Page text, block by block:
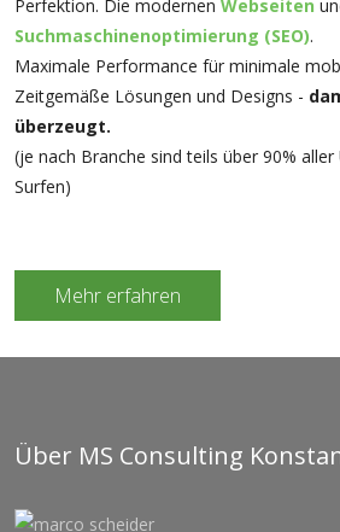
Perfektion. Die modernen Webseiten
Suchmaschinenoptimierung (SEO).
Maximale Performance für minimale
Zeitgemäße Lösungen und Designs -
überzeugt.
(je nach Branche sind teils über 90%
Surfen)
Mehr erfahren
Über MS Consulting